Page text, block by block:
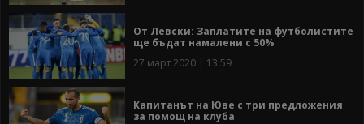
От Левски: Заплатите на футболистите
ще бъдат намалени с 50%
27 март 2020 | 13:59
Капитанът на Юве с три предложения
за помощ на клуба